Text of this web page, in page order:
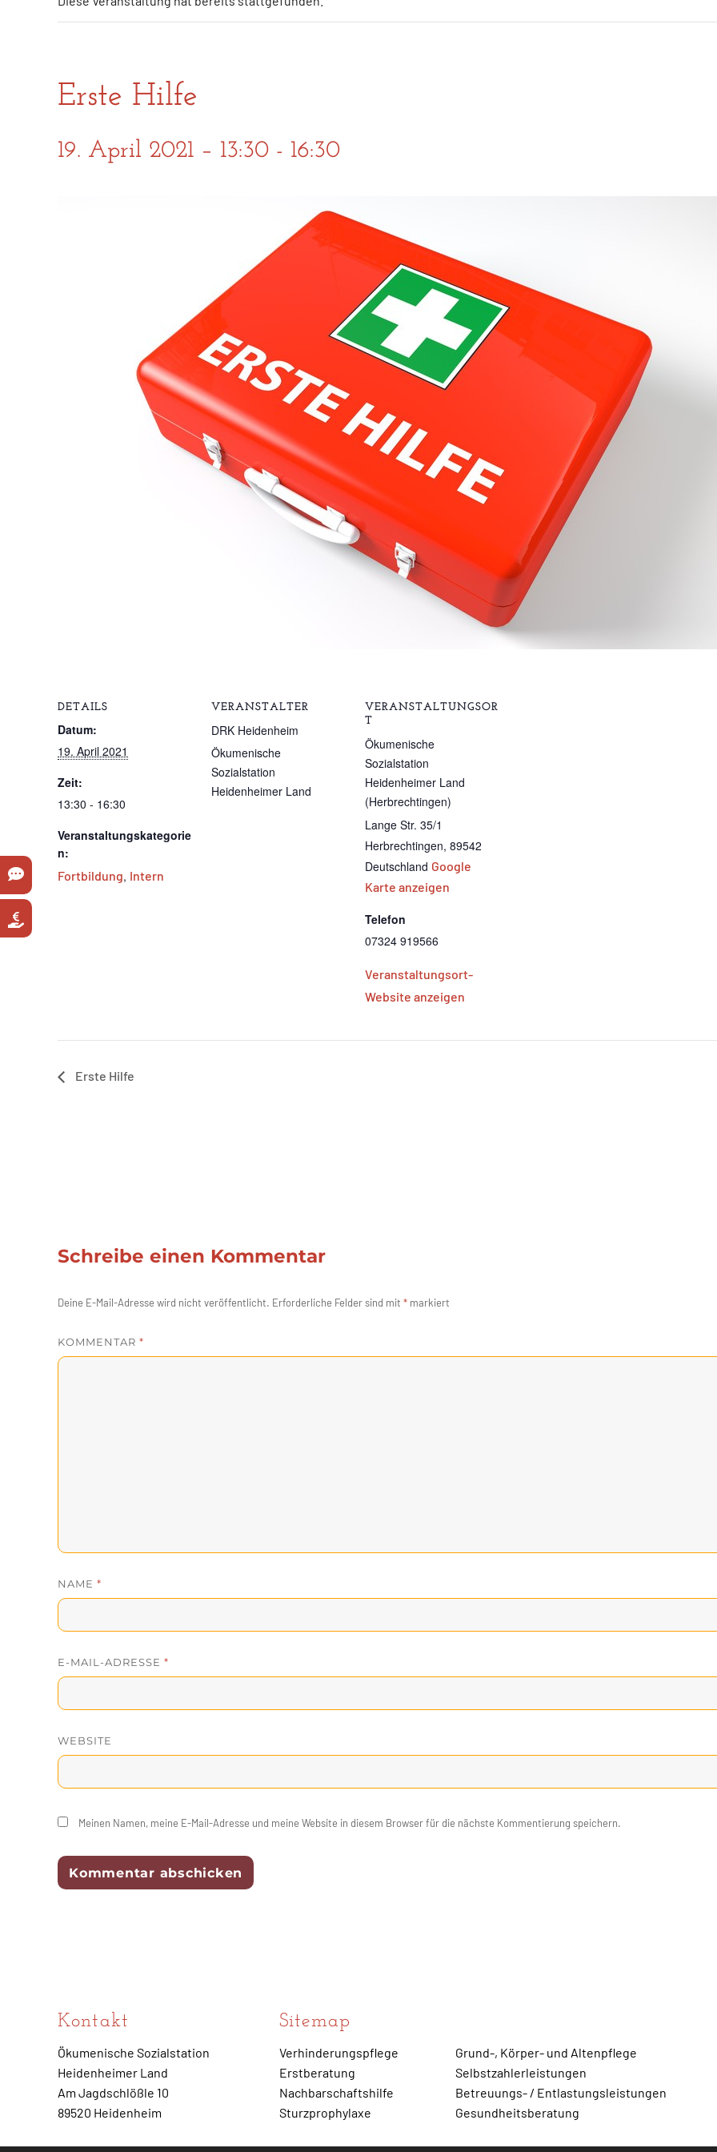
Erste Hilfe
19. April 2021 – 13:30 - 16:30
DETAILS
Datum:
19. April 2021
Zeit:
13:30 - 16:30
Veranstaltungskategorie
n:
Fortbildung, Intern
VERANSTALTER
DRK Heidenheim
Ökumenische
Sozialstation
Heidenheimer Land
VERANSTALTUNGSOR
T
Ökumenische
Sozialstation
Heidenheimer Land
(Herbrechtingen)
Lange Str. 35/1
Herbrechtingen, 89542
Deutschland Google
Karte anzeigen
Telefon
07324 919566
Veranstaltungsort-
Website anzeigen
Erste Hilfe
Schreibe einen Kommentar
Deine E-Mail-Adresse wird nicht veröffentlicht. Erforderliche Felder sind mit * markiert
KOMMENTAR *
NAME *
E-MAIL-ADRESSE *
WEBSITE
Meinen Namen, meine E-Mail-Adresse und meine Website in diesem Browser für die nächste Kommentierung speichern.
Kontakt
Ökumenische Sozialstation
Heidenheimer Land
Am Jagdschlößle 10
89520 Heidenheim
Sitemap
Verhinderungspflege
Erstberatung
Nachbarschaftshilfe
Sturzprophylaxe
Grund-, Körper- und Altenpflege
Selbstzahlerleistungen
Betreuungs- / Entlastungsleistungen
Gesundheitsberatung